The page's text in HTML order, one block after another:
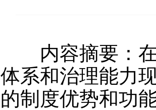
内容摘要：在
体系和治理能力
的制度优势和功